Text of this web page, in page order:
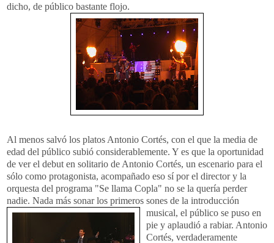
dicho, de público bastante flojo.
Al menos salvó los platos Antonio Cortés, con el que la media de
edad del público subió considerablemente. Y es que la oportunidad
de ver el debut en solitario de Antonio Cortés, un escenario para el
sólo como protagonista, acompañado eso sí por el director y la
orquesta del programa "Se llama Copla" no se la quería perder
nadie. Nada más sonar los primeros sones de la introducción
musical, el público se puso en
pie y aplaudió a rabiar. Antonio
Cortés, verdaderamente